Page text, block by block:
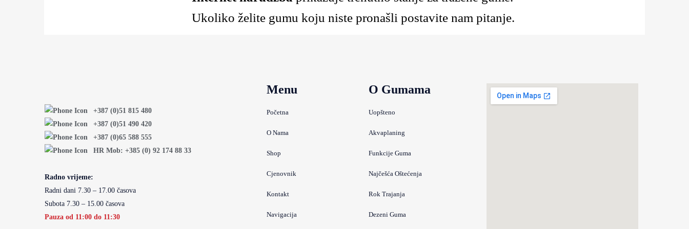
Ukoliko želite gumu koju niste pronašli postavite nam pitanje.
+387 (0)51 815 480
+387 (0)51 490 420
+387 (0)65 588 555
HR Mob: +385 (0) 92 174 88 33
Radno vrijeme:
Radni dani 7.30 – 17.00 časova
Subota 7.30 – 15.00 časova
Pauza od 11:00 do 11:30
Menu
Početna
O Nama
Shop
Cjenovnik
Kontakt
Navigacija
O Gumama
Uopšteno
Akvaplaning
Funkcije Guma
Najčešća Oštećenja
Rok Trajanja
Dezeni Guma